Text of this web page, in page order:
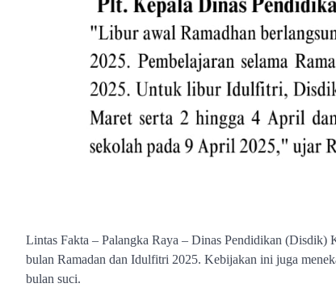
Lintas Fakta – Palangka Raya – Dinas Pendidikan (Disdik)
bulan Ramadan dan Idulfitri 2025. Kebijakan ini juga
bulan suci.